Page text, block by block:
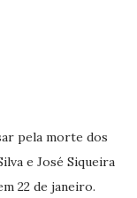
ECLIPSE
pela morte dos
e José Siqueira
22 de janeiro.